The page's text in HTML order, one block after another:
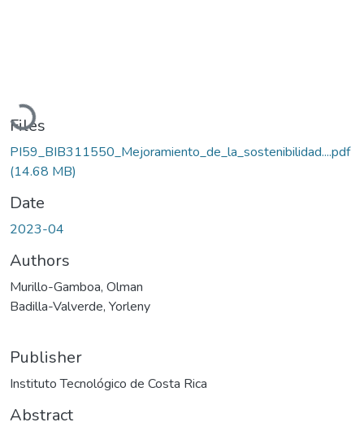
Loading...
Files
PI59_BIB311550_Mejoramiento_de_la_sostenibilidad....pdf
(14.68 MB)
Date
2023-04
Authors
Murillo-Gamboa, Olman
Badilla-Valverde, Yorleny
Publisher
Instituto Tecnológico de Costa Rica
Abstract